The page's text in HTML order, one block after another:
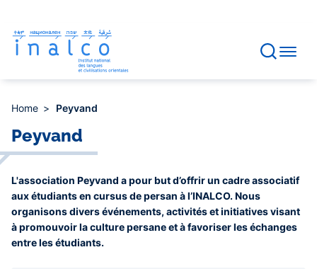
main
content
Home Peyvand
Peyvand
L'association Peyvand a pour but d’offrir un cadre associatif
aux étudiants en cursus de persan à l’INALCO. Nous
organisons divers événements, activités et initiatives visant
à promouvoir la culture persane et à favoriser les échanges
entre les étudiants.